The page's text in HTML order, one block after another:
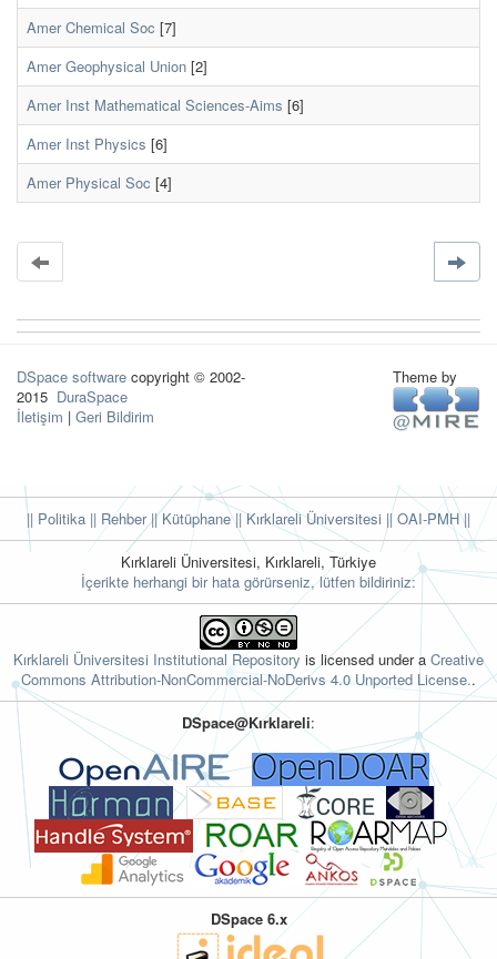
Amer Chemical Soc [7]
Amer Geophysical Union [2]
Amer Inst Mathematical Sciences-Aims [6]
Amer Inst Physics [6]
Amer Physical Soc [4]
DSpace software copyright © 2002-
2015 DuraSpace
İletişim | Geri Bildirim
Theme by
|| Politika || Rehber|| Kütüphane|| Kırklareli Üniversitesi || OAI-PMH ||
Kırklareli Üniversitesi, Kırklareli, Türkiye
İçerikte herhangi bir hata görürseniz, lütfen bildiriniz:
Kırklareli Üniversitesi Institutional Repository is licensed under a Creative
Commons Attribution-NonCommercial-NoDerivs 4.0 Unported License..
DSpace@Kırklareli:
DSpace 6.x